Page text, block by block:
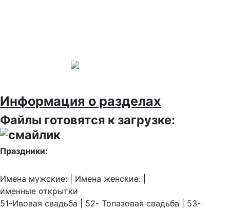
Информация о разделах
Файлы готовятся к загрузке:
Праздники:
Имена мужские: | Имена женские: |
именные открытки
51-Ивовая свадьба | 52- Топазовая свадьба | 53-